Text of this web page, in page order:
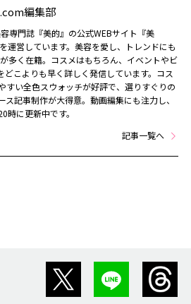
編集部
専門誌『美的』の公式WEBサイト『美
運営しています。美容を愛し、トレンドにも
多く在籍。コスメはもちろん、イベントやビ
どこよりも早く詳しく発信しています。コス
すい全色スウォッチが好評で、選りすぐりの
記事制作が大得意。動画編集にも注力し、
時に更新中です。
記事一覧へ